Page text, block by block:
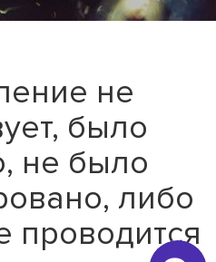
не
было
не было
либо
проводится